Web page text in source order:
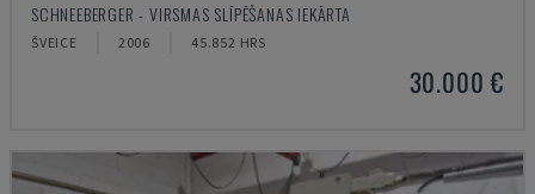
SCHNEEBERGER - VIRSMAS SLĪPĒŠANAS IEKĀRTA
ŠVEICE 2006 45.852 HRS
30.000 €